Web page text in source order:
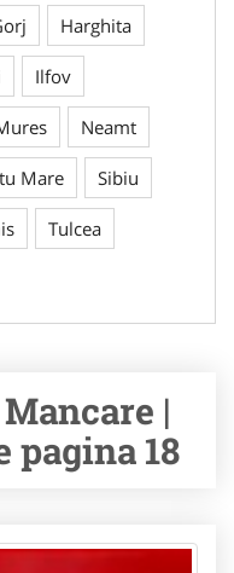
Harghita
Ilfov
Neamt
Mare Sibiu
Tulcea
|
pagina 18